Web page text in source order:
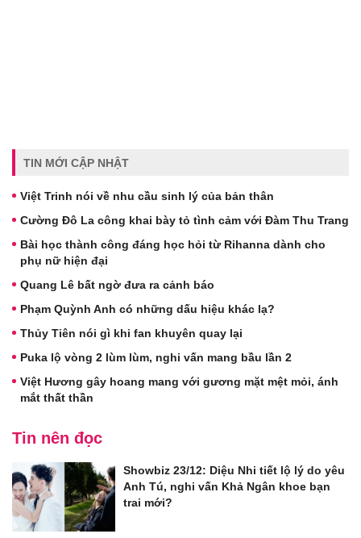
TIN MỚI CẬP NHẬT
Việt Trinh nói về nhu cầu sinh lý của bản thân
Cường Đô La công khai bày tỏ tình cảm với Đàm Thu Trang
Bài học thành công đáng học hỏi từ Rihanna dành cho
phụ nữ hiện đại
Quang Lê bất ngờ đưa ra cảnh báo
Phạm Quỳnh Anh có những dấu hiệu khác lạ?
Thủy Tiên nói gì khi fan khuyên quay lại
Puka lộ vòng 2 lùm lùm, nghi vấn mang bầu lần 2
Việt Hương gây hoang mang với gương mặt mệt mỏi, ánh
mắt thất thần
Tin nên đọc
Showbiz 23/12: Diệu Nhi tiết lộ lý do yêu
Anh Tú, nghi vấn Khả Ngân khoe bạn
trai mới?